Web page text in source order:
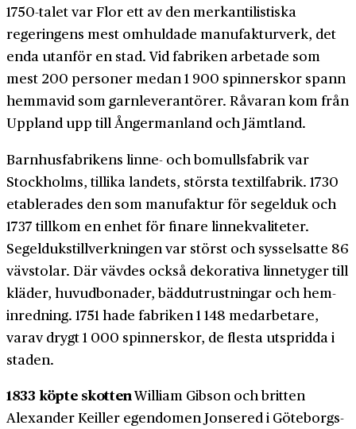
1750-talet var Flor ett av den merkantilistiska
regeringens mest omhuldade manufaktur­verk, det
enda utanför en stad. Vid fabriken arbetade som
mest 200 personer medan 1 900 spinnerskor spann
hemmavid som garn­leverantörer. Råvaran kom från
Uppland upp till Ångermanland och Jämtland.
Barnhus­fabrikens linne- och bomullsfabrik var
Stockholms, tillika landets, största textil­fabrik. 1730
etablerades den som manufaktur för segelduk och
1737 tillkom en enhet för finare linne­kvaliteter.
Segel­dukstill­verkningen var störst och sysselsatte 86
väv­stolar. Där vävdes också dekorativa linne­tyger till
kläder, huvud­bonader, bädd­utrustningar och hem­
inredning. 1751 hade fabriken 1 148 medarbetare,
varav drygt 1 000 spinnerskor, de flesta utspridda i
staden.
1833 köpte skottenWilliam Gibson och britten
Alexander Keiller egendomen Jonsered i Göteborgs­